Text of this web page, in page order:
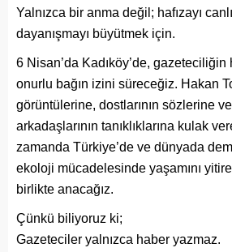
Yalnızca bir anma değil; hafızayı
dayanışmayı büyütmek için.
6 Nisan’da Kadıköy’de,
onurlu bağın izini süreceğiz. Hakan
görüntülerine, dostlarının sözlerine
arkadaşlarının tanıklıklarına kulak
zamanda Türkiye’de ve dünyada
ekoloji mücadelesinde yaşamını
birlikte anacağız.
Çünkü biliyoruz ki;
Gazeteciler yalnızca haber yazmaz.